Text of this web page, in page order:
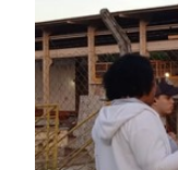
Contato